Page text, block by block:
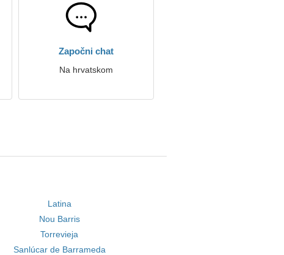
Započni chat
Na hrvatskom
Latina
Nou Barris
Torrevieja
Sanlúcar de Barrameda